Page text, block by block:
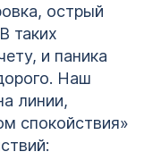
острый
таких
и паника
Наш
линии,
спокойствия»